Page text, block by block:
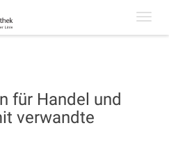
für Handel und
verwandte